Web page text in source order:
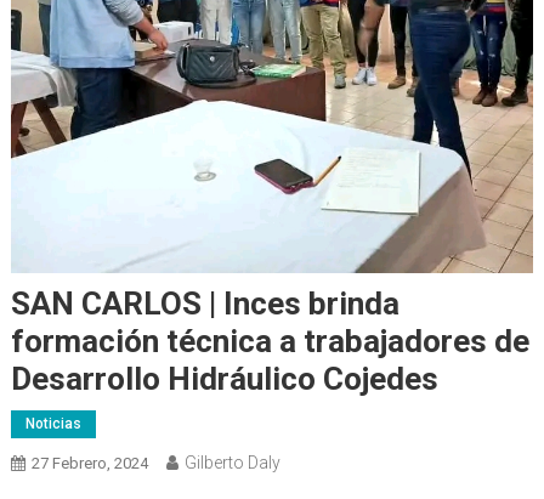
SAN CARLOS | Inces brinda
formación técnica a trabajadores de
Desarrollo Hidráulico Cojedes
Noticias
27 Febrero, 2024 Gilberto Daly